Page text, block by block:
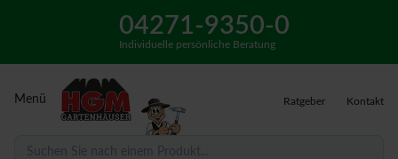
04271-9350-0
Individuelle persönliche Beratung
Menü Ratgeber Kontakt
Suchen Sie nach einem Produkt...